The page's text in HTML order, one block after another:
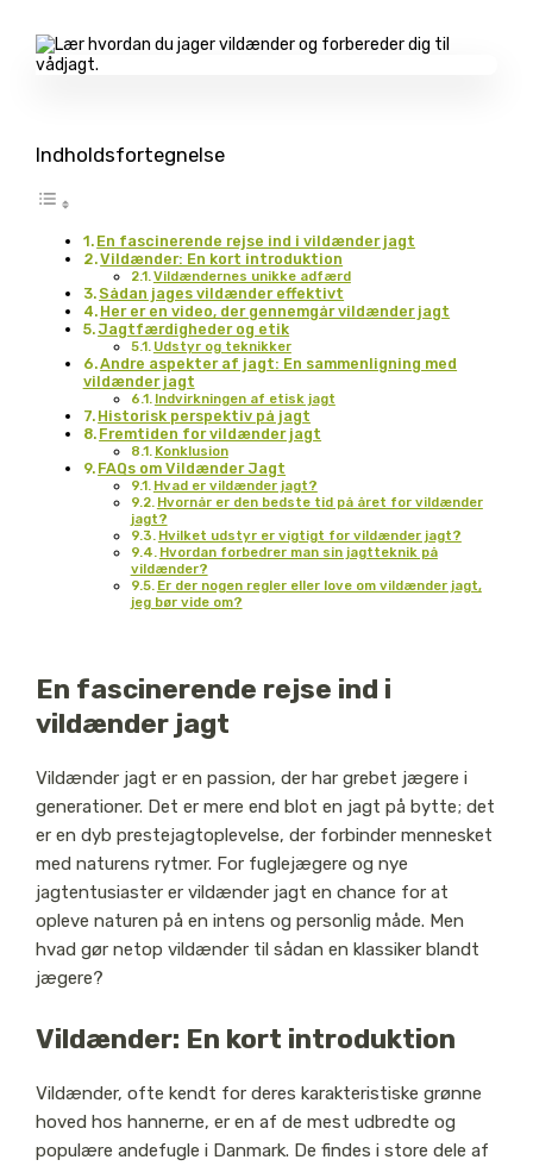
Indholdsfortegnelse
En fascinerende rejse ind i vildænder jagt
Vildænder: En kort introduktion
Vildændernes unikke adfærd
Sådan jages vildænder effektivt
Her er en video, der gennemgår vildænder jagt
Jagtfærdigheder og etik
Udstyr og teknikker
Andre aspekter af jagt: En sammenligning med
vildænder jagt
Indvirkningen af etisk jagt
Historisk perspektiv på jagt
Fremtiden for vildænder jagt
Konklusion
FAQs om Vildænder Jagt
Hvad er vildænder jagt?
Hvornår er den bedste tid på året for vildænder
jagt?
Hvilket udstyr er vigtigt for vildænder jagt?
Hvordan forbedrer man sin jagtteknik på
vildænder?
Er der nogen regler eller love om vildænder jagt,
jeg bør vide om?
En fascinerende rejse ind i
vildænder jagt
Vildænder jagt er en passion, der har grebet jægere i
generationer. Det er mere end blot en jagt på bytte; det
er en dyb prestejagtoplevelse, der forbinder mennesket
med naturens rytmer. For fuglejægere og nye
jagtentusiaster er vildænder jagt en chance for at
opleve naturen på en intens og personlig måde. Men
hvad gør netop vildænder til sådan en klassiker blandt
jægere?
Vildænder: En kort introduktion
Vildænder, ofte kendt for deres karakteristiske grønne
hoved hos hannerne, er en af de mest udbredte og
populære andefugle i Danmark. De findes i store dele af